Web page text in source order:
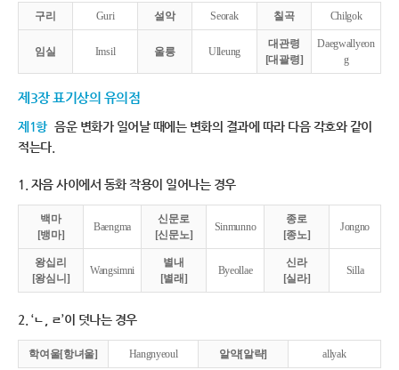
구리 Guri 설악 Seorak 칠곡 Chilgok
임실 Imsil 울릉 Ulleung
대관령
[대괄령]
Daegwallyeon
g
제3장 표기상의 유의점
제1항 음운 변화가 일어날 때에는 변화의 결과에 따라 다음 각호와 같이
적는다.
1. 자음 사이에서 동화 작용이 일어나는 경우
백마
[뱅마]
Baengma
신문로
[신문노]
Sinmunno
종로
[종노]
Jongno
왕십리
[왕심니]
Wangsimni
별내
[별래]
Byeollae
신라
[실라]
Silla
2. ‘ㄴ, ㄹ’이 덧나는 경우
학여울[항녀울] Hangnyeoul 알약[알략] allyak